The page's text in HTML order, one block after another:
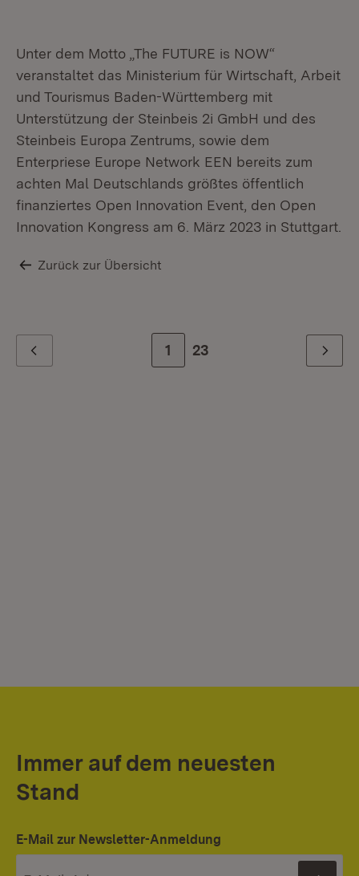
Unter dem Motto „The FUTURE is NOW“
veranstaltet das Ministerium für Wirtschaft, Arbeit
und Tourismus Baden-Württemberg mit
Unterstützung der Steinbeis 2i GmbH und des
Steinbeis Europa Zentrums, sowie dem
Enterpriese Europe Network EEN bereits zum
achten Mal Deutschlands größtes öffentlich
finanziertes Open Innovation Event, den Open
Innovation Kongress am 6. März 2023 in Stuttgart.
Zurück zur Übersicht
Zur Seite
1 Zur letzten Seite
23 Weiter
Immer auf dem neuesten
Stand
E-Mail zur Newsletter-Anmeldung